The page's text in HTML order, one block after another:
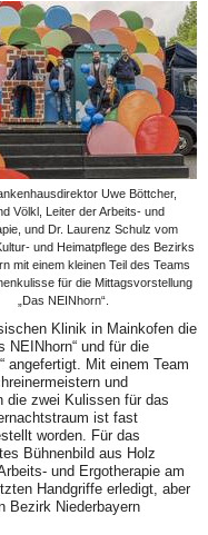
Uwe Böttcher,
Völkl, Leiter der Arbeits- und
und Dr. Laurenz Schulz vom
und Heimatpflege des Bezirks
mit einem kleinen Teil des Teams
für die Mittagsvorstellung
„Das NEINhorn“.
Klinik in Mainkofen die
NEINhorn“ und für die
angefertigt. Mit einem Team
und
die zwei Kulissen für das
ist fast
worden. Für das
Bühnenbild aus Holz
und Ergotherapie am
Handgriffe erledigt, aber
Bezirk Niederbayern